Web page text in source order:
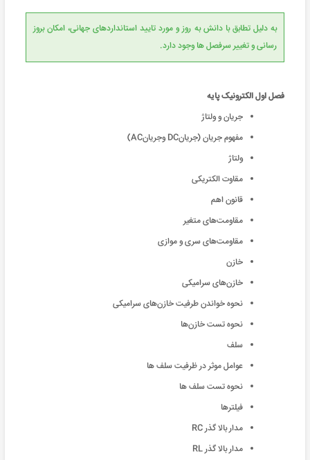
به دلیل تطابق با دانش به روز و مورد تایید استانداردهای جهانی، امکان بروز
رسانی و تغییر سرفصل ها وجود دارد.
فصل اول الکترونیک پایه
جریان و ولتاژ
مفهوم جریان (جریانDC وجریانAC)
ولتاژ
مقاوت الکتریکی
قانون اهم
مقاومت‌های متغیر
مقاومت‌های سری و موازی
خازن
خازن‌های سرامیکی
نحوه خواندن طرفیت خازن‌های سرامیکی
نحوه تست خازن‌ها
سلف
عوامل موثر در ظرفیت سلف ها
نحوه تست سلف ها
فیلترها
مدار بالا گذر RC
مدار بالا گذر RL